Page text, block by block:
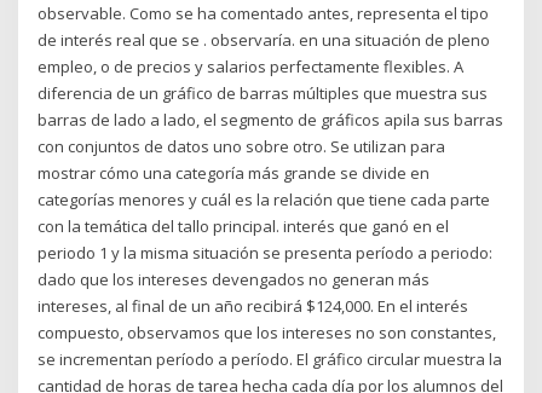
observable. Como se ha comentado antes, representa el tipo
de interés real que se . observaría. en una situación de pleno
empleo, o de precios y salarios perfectamente flexibles. A
diferencia de un gráfico de barras múltiples que muestra sus
barras de lado a lado, el segmento de gráficos apila sus barras
con conjuntos de datos uno sobre otro. Se utilizan para
mostrar cómo una categoría más grande se divide en
categorías menores y cuál es la relación que tiene cada parte
con la temática del tallo principal. interés que ganó en el
periodo 1 y la misma situación se presenta período a periodo:
dado que los intereses devengados no generan más
intereses, al final de un año recibirá $124,000. En el interés
compuesto, observamos que los intereses no son constantes,
se incrementan período a período. El gráfico circular muestra la
cantidad de horas de tarea hecha cada día por los alumnos del